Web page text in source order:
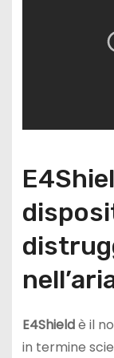
E4Shieldè il
in termine